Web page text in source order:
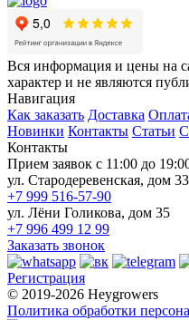
Вся информация и цены на
характер и не являются
Навигация
Как заказать Доставка
Новинки Контакты Статьи
Контакты
Прием заявок с 11:00 до
ул. Стародеревенская, дом
+7 999 516-57-90
ул. Лёни Голикова, дом 35
+7 996 499 12 99
Заказать звонок
Регистрация
© 2019-2026 Heygrowers
Политика обработки